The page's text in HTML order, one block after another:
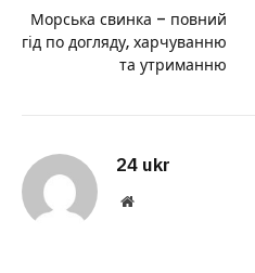
Морська свинка – повний
гід по догляду, харчуванню
та утриманню
24 ukr
Website